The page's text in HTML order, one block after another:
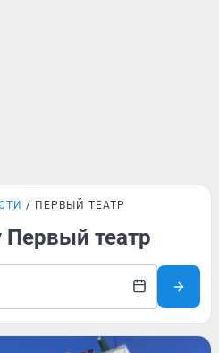
ПЕРВЫЙ ТЕАТР
Первый театр